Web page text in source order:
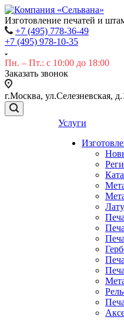
Изготовление печатей и
+7 (495) 778-36-49
+7 (495) 978-10-35
Пн. – Пт.: с 10:00 до 18:00
Заказать звонок
г.Москва, ул.Селезневская,
Услуги